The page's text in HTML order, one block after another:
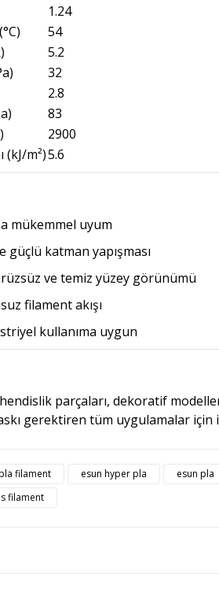
1.24
54
5.2
32
2.8
83
2900
(kJ/m²)5.6
mükemmel uyum
güçlü katman yapışması
ve temiz yüzey görünümü
filament akışı
kullanıma uygun
parçaları, dekoratif
gerektiren tüm uygulamalar için
ürün açıklamalarında ve diğer
teşekkür ederiz.
filament esun hyper pla esun pla
filament